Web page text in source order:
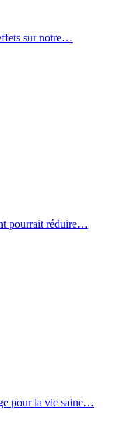
sur notre…
pourrait réduire…
pour la vie saine…